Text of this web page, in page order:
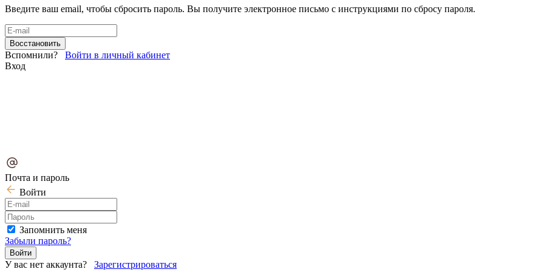
Введите ваш email, чтобы сбросить пароль. Вы получите электронное письмо с инструкциями по сбросу пароля.
Вспомнили? Войти в личный кабинет
Вход
Почта и пароль
Войти
Запомнить меня
Забыли пароль?
У вас нет аккаунта? Зарегистрироваться